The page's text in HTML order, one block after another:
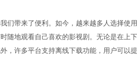
们带来了便利。如今，越来越多人选择使
随地观看自己喜欢的影视剧。无论是在
，许多平台支持离线下载功能，用户可以